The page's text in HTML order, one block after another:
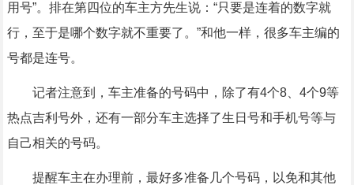
用号”。排在第四位的车主方先生说：“只要是连着的数字就
行，至于是哪个数字就不重要了。”和他一样，很多车主编的
号都是连号。
记者注意到，车主准备的号码中，除了有4个8、4个9等
热点吉利号外，还有一部分车主选择了生日号和手机号等与
自己相关的号码。
提醒车主在办理前，最好多准备几个号码，以免和其他